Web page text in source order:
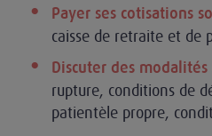
Payer ses cotisations
caisse de retraite et de
Discuter des modalités
rupture, conditions de
patientèle propre,